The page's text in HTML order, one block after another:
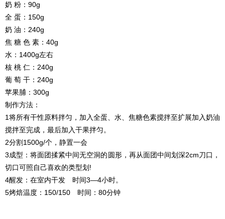
奶 粉：90g
全 蛋：150g
奶 油：240g
焦 糖 色 素：40g
水：1400g左右
核 桃 仁：240g
葡 萄 干：240g
苹果脯：300g
制作方法：
1将所有干性原料拌匀，加入全蛋、水、焦糖色素搅拌至扩展加入奶油
搅拌至完成，最后加入干果拌匀。
2分割1500g/个，静置一会
3成型：将面团揉紧中间无空洞的圆形，再从面团中间划深2cm刀口，
切口可照自己喜欢的类型划!
4醒发：在室内干发 时间3—4小时。
5烤焙温度：150/150 时间：80分钟